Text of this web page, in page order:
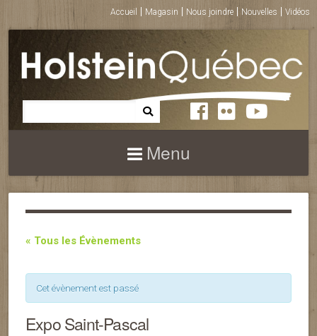
Accueil Magasin Nous joindre Nouvelles Vidéos
Menu
« Tous les Évènements
Cet évènement est passé
Expo Saint-Pascal